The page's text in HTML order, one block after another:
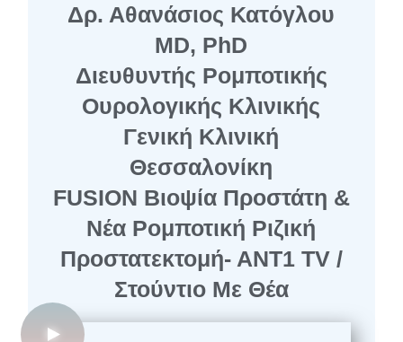
Δρ. Αθανάσιος Κατόγλου
MD, PhD
Διευθυντής Ρομποτικής
Ουρολογικής Κλινικής
Γενική Κλινική
Θεσσαλονίκη
FUSION Βιοψία Προστάτη &
Νέα Ρομποτική Ριζική
Προστατεκτομή- ΑΝΤ1 ΤV /
Στούντιο Με Θέα